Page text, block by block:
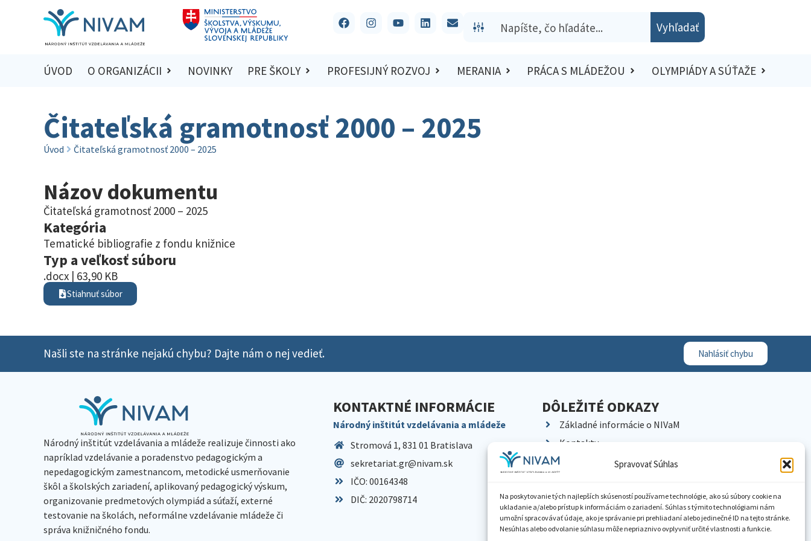
Spravovať Súhlas
Na poskytovanie tých najlepších skúseností používame technológie, ako sú súbory cookie na
ukladanie a/alebo prístup k informáciám o zariadení. Súhlas s týmito technológiami nám
umožní spracovávať údaje, ako je správanie pri prehliadaní alebo jedinečné ID na tejto stránke.
Nesúhlas alebo odvolanie súhlasu môže nepriaznivo ovplyvniť určité vlastnosti a funkcie.
Vyhľadať
ÚVOD O ORGANIZÁCII NOVINKY PRE ŠKOLY PROFESIJNÝ ROZVOJ MERANIA PRÁCA S MLÁDEŽOU OLYMPIÁDY A SÚŤAŽE
Čitateľská gramotnosť 2000 – 2025
Úvod Čitateľská gramotnosť 2000 – 2025
Názov dokumentu
Čitateľská gramotnosť 2000 – 2025
Kategória
Tematické bibliografie z fondu knižnice
Typ a veľkosť súboru
.docx | 63,90 KB
Stiahnuť súbor
Našli ste na stránke nejakú chybu? Dajte nám o nej vedieť. Nahlásiť chybu
Národný inštitút vzdelávania a mládeže realizuje činnosti ako
napríklad vzdelávanie a poradenstvo pedagogickým a
nepedagogickým zamestnancom, metodické usmerňovanie
škôl a školských zariadení, aplikovaný pedagogický výskum,
organizovanie predmetových olympiád a súťaží, externé
testovanie na školách, neformálne vzdelávanie mládeže či
správa knižničného fondu.
KONTAKTNÉ INFORMÁCIE
Národný inštitút vzdelávania a mládeže
Stromová 1, 831 01 Bratislava
sekretariat.gr@nivam.sk
IČO: 00164348
DIČ: 2020798714
DÔLEŽITÉ ODKAZY
Základné informácie o NIVaM
Kontakty
Kariéra
Pracoviská NIVaM
Dokumenty inštitúcie
Knižnica